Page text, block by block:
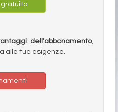
gratuita
dell’abbonamento,
alle tue esigenze.